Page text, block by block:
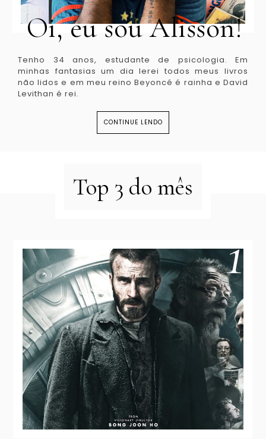
Oi, eu sou Alisson!
Tenho 34 anos, estudante de psicologia. Em
minhas fantasias um dia lerei todos meus livros
não lidos e em meu reino Beyoncé é rainha e David
Levithan é rei.
CONTINUE LENDO
Top 3 do mês